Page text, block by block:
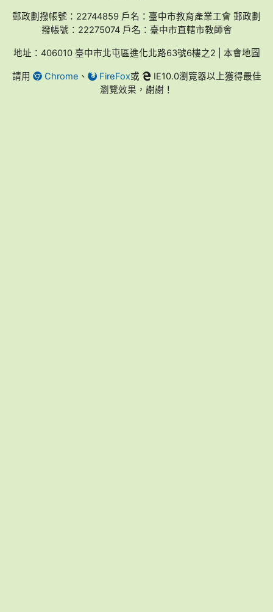
郵政劃撥帳號：22744859 戶名：臺中市教育產業工會 郵政劃
撥帳號：22275074 戶名：臺中市直轄市教師會
地址：406010 臺中市北屯區進化北路63號6樓之2 | 本會地圖
請用 Chrome 、 FireFox或
IE10.0瀏覽器以上獲得最佳
瀏覽效果，謝謝！